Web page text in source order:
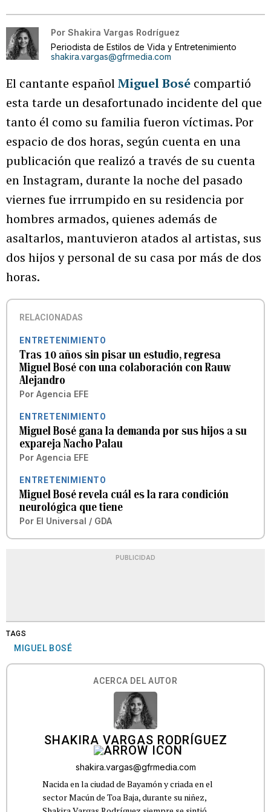
Por Shakira Vargas Rodríguez
Periodista de Estilos de Vida y Entretenimiento
shakira.vargas@gfrmedia.com
El cantante españolMiguel Bosé compartió
esta tarde un desafortunado incidente del que
tanto él como su familia fueron víctimas. Por
espacio de dos horas, según cuenta en una
publicación que realizó a través de su cuenta
en Instagram, durante la noche del pasado
viernes fue irrrumpido en su residencia por
hombres armados, quienes además de
asaltarlos, mantuvieron atados al artistas, sus
dos hijos y personal de su casa por más de dos
horas.
RELACIONADAS
ENTRETENIMIENTO
Tras 10 años sin pisar un estudio, regresa
Miguel Bosé con una colaboración con Rauw
Alejandro
Por Agencia EFE
ENTRETENIMIENTO
Miguel Bosé gana la demanda por sus hijos a su
expareja Nacho Palau
Por Agencia EFE
ENTRETENIMIENTO
Miguel Bosé revela cuál es la rara condición
neurológica que tiene
Por El Universal / GDA
PUBLICIDAD
TAGS
MIGUEL BOSÉ
ACERCA DEL AUTOR
SHAKIRA VARGAS RODRÍGUEZ
shakira.vargas@gfrmedia.com
Nacida en la ciudad de Bayamón y criada en el
sector Macún de Toa Baja, durante su niñez,